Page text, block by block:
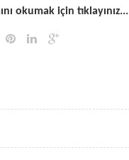
okumak için tıklayınız...